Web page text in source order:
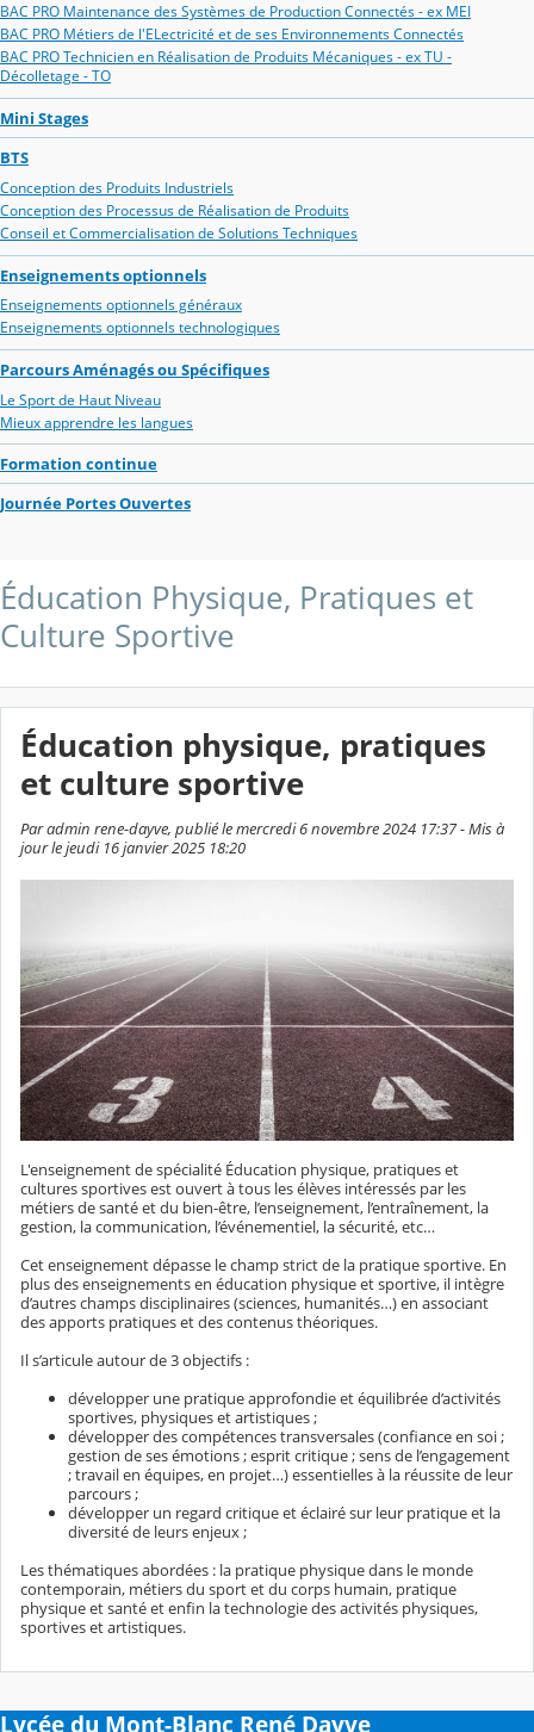
BAC PRO Maintenance des Systèmes de Production Connectés - ex MEI
BAC PRO Métiers de l'ELectricité et de ses Environnements Connectés
BAC PRO Technicien en Réalisation de Produits Mécaniques - ex TU -
Décolletage - TO
Mini Stages
BTS
Conception des Produits Industriels
Conception des Processus de Réalisation de Produits
Conseil et Commercialisation de Solutions Techniques
Enseignements optionnels
Enseignements optionnels généraux
Enseignements optionnels technologiques
Parcours Aménagés ou Spécifiques
Le Sport de Haut Niveau
Mieux apprendre les langues
Formation continue
Journée Portes Ouvertes
Éducation Physique, Pratiques et
Culture Sportive
Éducation physique, pratiques
et culture sportive
Par admin rene-dayve, publié le mercredi 6 novembre 2024 17:37 - Mis à
jour le jeudi 16 janvier 2025 18:20
L'enseignement de spécialité Éducation physique, pratiques et
cultures sportives est ouvert à tous les élèves intéressés par les
métiers de santé et du bien-être, l’enseignement, l’entraînement, la
gestion, la communication, l’événementiel, la sécurité, etc…
Cet enseignement dépasse le champ strict de la pratique sportive. En
plus des enseignements en éducation physique et sportive, il intègre
d’autres champs disciplinaires (sciences, humanités…) en associant
des apports pratiques et des contenus théoriques.
Il s’articule autour de 3 objectifs :
développer une pratique approfondie et équilibrée d’activités
sportives, physiques et artistiques ;
développer des compétences transversales (confiance en soi ;
gestion de ses émotions ; esprit critique ; sens de l’engagement
; travail en équipes, en projet…) essentielles à la réussite de leur
parcours ;
développer un regard critique et éclairé sur leur pratique et la
diversité de leurs enjeux ;
Les thématiques abordées : la pratique physique dans le monde
contemporain, métiers du sport et du corps humain, pratique
physique et santé et enfin la technologie des activités physiques,
sportives et artistiques.
Lycée du Mont-Blanc René Dayve